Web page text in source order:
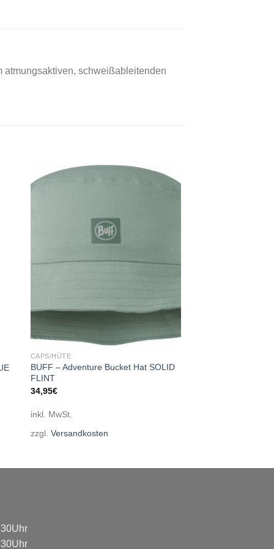
atmungsaktiven, schweißableitenden
CAPS/HÜTE
BUFF – Adventure Bucket Hat SOLID
FLINT
34,95€
inkl. MwSt.
zzgl. Versandkosten